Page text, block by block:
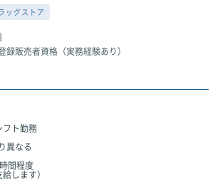
ッグストア
録販売者資格（実務経験あり）
フト勤務
異なる
間程度
します）